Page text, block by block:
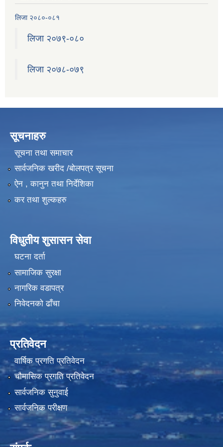
लिजा २०८०-०८१
लिजा २०७९-०८०
लिजा २०७८-०७९
सूचनाहरु
सूचना तथा समाचार
सार्वजनिक खरीद /बोलपत्र सूचना
ऐन , कानुन तथा निर्देशिका
कर तथा शुल्कहरु
विधुतीय शुसासन सेवा
घटना दर्ता
सामाजिक सुरक्षा
नागरिक वडापत्र
निवेदनको ढाँचा
प्रतिवेदन
वार्षिक प्रगति प्रतिवेदन
चौमासिक प्रगति प्रतिवेदन
सार्वजनिक सुनुवाई
सार्वजनिक परीक्षण